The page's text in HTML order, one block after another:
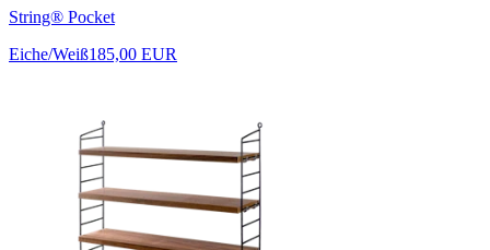
String® Pocket
Eiche/Weiß185,00 EUR